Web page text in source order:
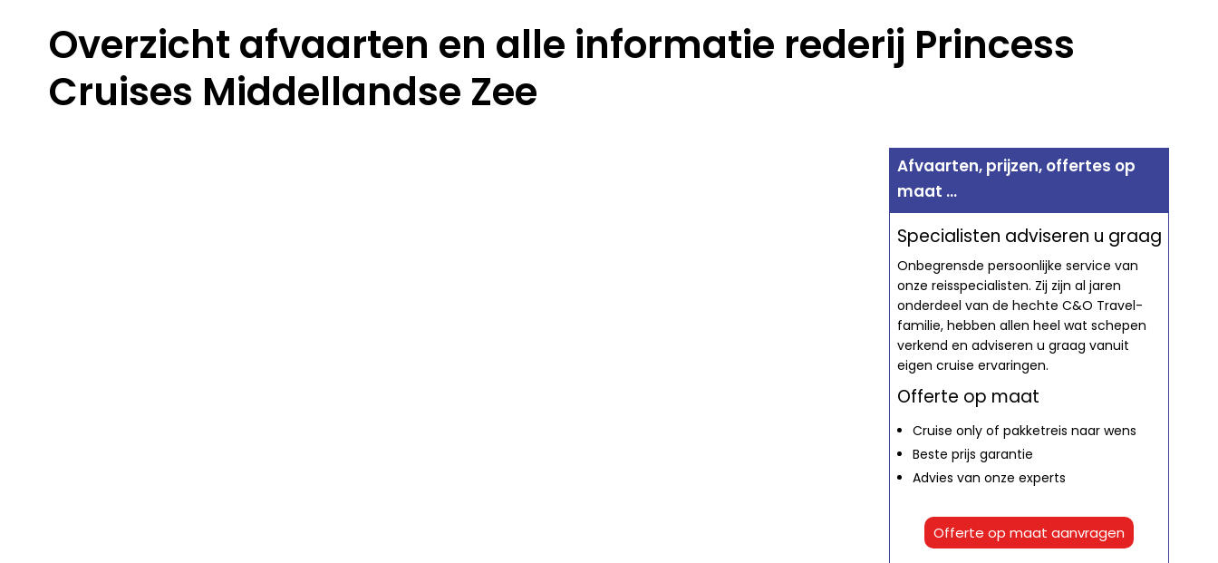
Overzicht afvaarten en alle informatie rederij Princess
Cruises Middellandse Zee
Afvaarten, prijzen, offertes op
maat ...
Specialisten adviseren u graag
Onbegrensde persoonlijke service van
onze reisspecialisten. Zij zijn al jaren
onderdeel van de hechte C&O Travel-
familie, hebben allen heel wat schepen
verkend en adviseren u graag vanuit
eigen cruise ervaringen.
Offerte op maat
Cruise only of pakketreis naar wens
Beste prijs garantie
Advies van onze experts
Offerte op maat aanvragen